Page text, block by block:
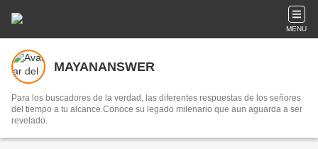
MENU
MAYANANSWER
Para los buscadores de la verdad, las diferentes respuestas de los señores
del tiempo a tu alcance.Conoce su legado milenario que aun aguarda a ser
revelado.